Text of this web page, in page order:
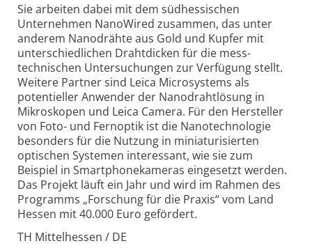
Sie arbeiten dabei mit dem südhessischen
Unternehmen NanoWired zusammen, das unter
anderem Nano­drähte aus Gold und Kupfer mit
unterschiedlichen Draht­dicken für die mess­
technischen Untersuchungen zur Verfügung stellt.
Weitere Partner sind Leica Microsystems als
potentieller Anwender der Nanodrahtlösung in
Mikroskopen und Leica Camera. Für den Hersteller
von Foto- und Fernoptik ist die Nano­technologie
besonders für die Nutzung in miniaturisierten
optischen Systemen interessant, wie sie zum
Beispiel in Smartphone­kameras eingesetzt werden.
Das Projekt läuft ein Jahr und wird im Rahmen des
Programms „Forschung für die Praxis“ vom Land
Hessen mit 40.000 Euro gefördert.
TH Mittelhessen / DE